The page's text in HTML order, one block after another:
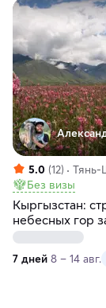
5.0 (12)
Тянь-
Без визы
Кыргызстан:
небесных гор
7 дней 8 – 14 авг.